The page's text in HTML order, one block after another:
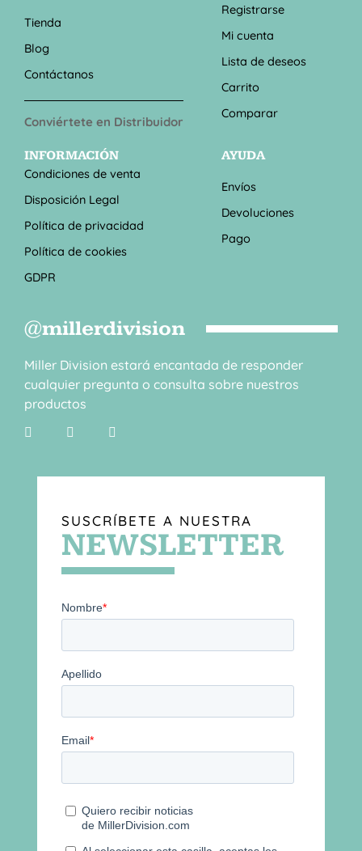
Tienda
Blog
Contáctanos
Conviértete en Distribuidor
Registrarse
Mi cuenta
Lista de deseos
Carrito
Comparar
INFORMACIÓN
Condiciones de venta
Disposición Legal
Política de privacidad
Política de cookies
GDPR
AYUDA
Envíos
Devoluciones
Pago
@millerdivision
Miller Division estará encantada de responder
cualquier pregunta o consulta sobre nuestros
productos
SUSCRÍBETE A NUESTRA
NEWSLETTER